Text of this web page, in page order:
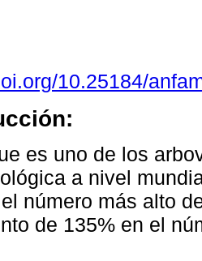
10.25184/
es uno de los
a nivel
número más alto
de 135% en el